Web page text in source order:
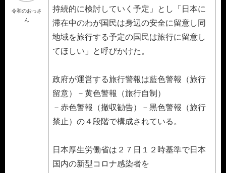
令和のおっさ
ん
持続的に検討していく予定」とし「日本に
滞在中のわが国民は身辺の安全に留意し同
地域を旅行する予定の国民は旅行に留意し
てほしい」と呼びかけた。
政府が運営する旅行警報は藍色警報（旅行
留意）－黄色警報（旅行自制）
－赤色警報（撤収勧告）－黒色警報（旅行
禁止）の４段階で構成されている。
日本厚生労働省は２７日１２時基準で日本
国内の新型コロナ感染者を